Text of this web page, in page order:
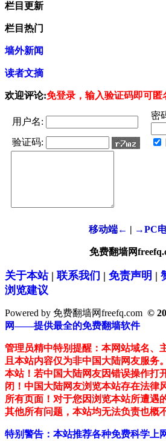
栏目更新
栏目热门
墙外新闻
读者文摘
欢迎评论:免登录，输入验证码即可匿
用户名:
密
验证码:
移动端← | →PC
免费翻墙网
关于本站| 联系我们 | 免责声明 |
浏览建议
Powered by 免费翻墙网freefq.com ©
网——提供最全的免费翻墙软件
管理员精中特别提醒：本网站域名、
且本站内容仅为非中国大陆网友服务
本站！若中国大陆网友因错误操作打
闭！中国大陆网友浏览本站存在法律
所有页面！对于您因浏览本站所遭遇
其他所有问题，本站均无法负责也概
特别警告：本站推荐各种免费科学上